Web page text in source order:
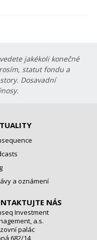
jakékoli konečné
statut fondu a
Dosavadní
a oznámení
NÁS
Investment
a.s.
palác
682/14